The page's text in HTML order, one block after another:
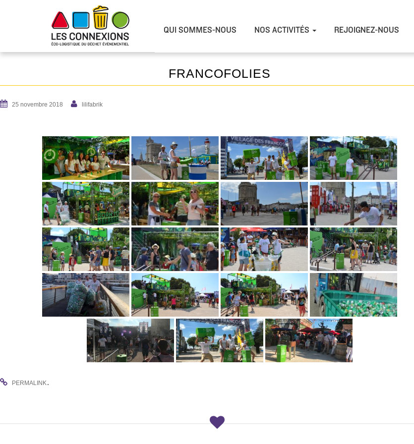
QUI SOMMES-NOUS NOS ACTIVITÉS REJOIGNEZ-NOUS
FRANCOFOLIES
25 novembre 2018 lilifabrik
PERMALINK.